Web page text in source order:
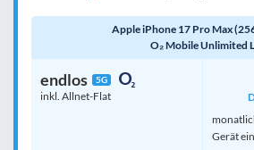
Apple iPhone 17 Pro Max
O₂ Mobile Unlimited L
endlos 5G
inkl. Allnet-Flat
Gerät